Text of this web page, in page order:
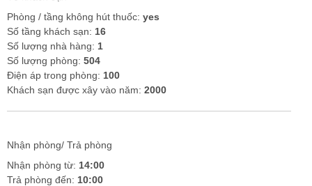
Phòng / tầng không hút thuốc: yes
Số tầng khách sạn: 16
Số lượng nhà hàng: 1
Số lượng phòng: 504
Điện áp trong phòng: 100
Khách sạn được xây vào năm: 2000
Nhận phòng/ Trả phòng
Nhận phòng từ: 14:00
Trả phòng đến: 10:00